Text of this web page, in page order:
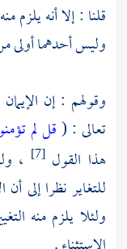
قلنا : إلا أنه يلزم
وليس أحدهما أولى
وقولهم : إن
تعالى : (قل لم
هذا القول[7]
،
للتغاير نظرا إلى
ولئلا يلزم منه